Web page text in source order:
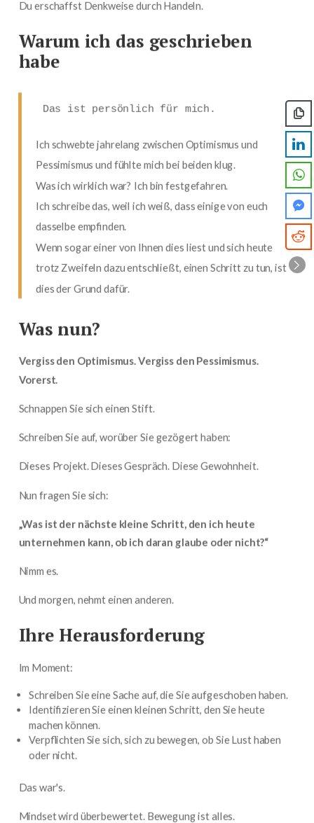
Du erschaffst Denkweise durch Handeln.
Warum ich das geschrieben
habe
Das ist persönlich für mich.
Ich schwebte jahrelang zwischen Optimismus und
Pessimismus und fühlte mich bei beiden klug.
Was ich wirklich war? Ich bin festgefahren.
Ich schreibe das, weil ich weiß, dass einige von euch
dasselbe empfinden.
Wenn sogar einer von Ihnen dies liest und sich heute
trotz Zweifeln dazu entschließt, einen Schritt zu tun, ist
dies der Grund dafür.
Was nun?
Vergiss den Optimismus. Vergiss den Pessimismus.
Vorerst.
Schnappen Sie sich einen Stift.
Schreiben Sie auf, worüber Sie gezögert haben:
Dieses Projekt. Dieses Gespräch. Diese Gewohnheit.
Nun fragen Sie sich:
„Was ist der nächste kleine Schritt, den ich heute
unternehmen kann, ob ich daran glaube oder nicht?“
Nimm es.
Und morgen, nehmt einen anderen.
Ihre Herausforderung
Im Moment:
Schreiben Sie eine Sache auf, die Sie aufgeschoben haben.
Identifizieren Sie einen kleinen Schritt, den Sie heute
machen können.
Verpflichten Sie sich, sich zu bewegen, ob Sie Lust haben
oder nicht.
Das war's.
Mindset wird überbewertet. Bewegung ist alles.